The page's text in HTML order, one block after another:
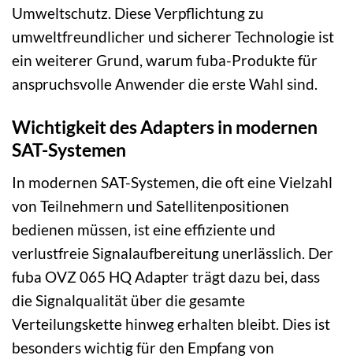
Umweltschutz. Diese Verpflichtung zu
umweltfreundlicher und sicherer Technologie ist
ein weiterer Grund, warum fuba-Produkte für
anspruchsvolle Anwender die erste Wahl sind.
Wichtigkeit des Adapters in modernen
SAT-Systemen
In modernen SAT-Systemen, die oft eine Vielzahl
von Teilnehmern und Satellitenpositionen
bedienen müssen, ist eine effiziente und
verlustfreie Signalaufbereitung unerlässlich. Der
fuba OVZ 065 HQ Adapter trägt dazu bei, dass
die Signalqualität über die gesamte
Verteilungskette hinweg erhalten bleibt. Dies ist
besonders wichtig für den Empfang von